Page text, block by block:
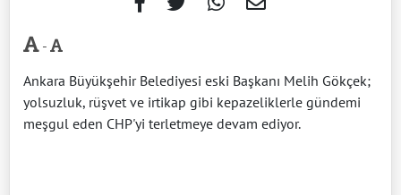
-
Ankara Büyükşehir Belediyesi eski Başkanı Melih Gökçek;
yolsuzluk, rüşvet ve irtikap gibi kepazeliklerle gündemi
meşgul eden CHP'yi terletmeye devam ediyor.